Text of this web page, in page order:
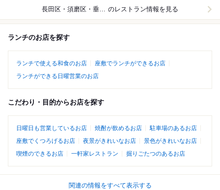
長田区・須磨区・垂水区 のレストラン情報を見る
ランチのお店を探す
ランチで使える和食のお店
座敷でランチができるお店
ランチができる日曜営業のお店
こだわり・目的からお店を探す
日曜日も営業しているお店 焼酎が飲めるお店
駐車場のあるお店
座敷でくつろげるお店
夜景がきれいなお店
景色がきれいなお店
喫煙のできるお店
一軒家レストラン 掘りごたつのあるお店
関連の情報をすべて表示する